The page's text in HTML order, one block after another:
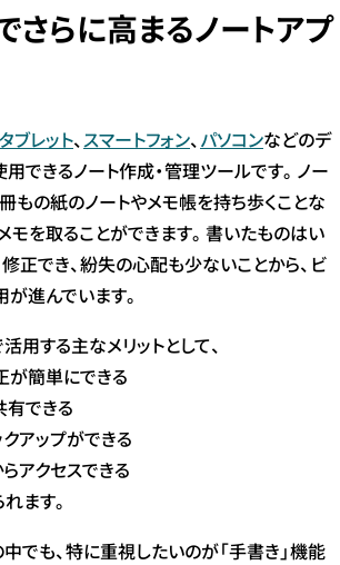
さらに高まるノートアプ
タブレット、スマートフォン、パソコンなどのデ
できるノート作成・管理ツールです。ノー
もの紙のノートやメモ帳を持ち歩くことな
モを取ることができます。書いたものはい
正でき、紛失の心配も少ないことから、ビ
進んでいます。
用する主なメリットとして、
が簡単にできる
できる
アップができる
アクセスできる
ます。
でも、特に重視したいのが「手書き」機能